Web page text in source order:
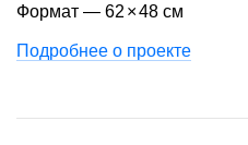
Формат — 62 ×48 см
Подробнее о проекте